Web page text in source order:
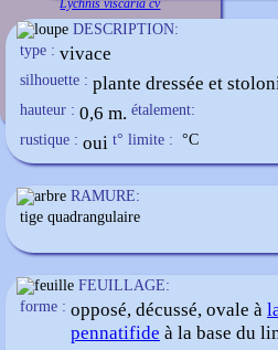
Lychnis viscaria cv
DESCRIPTION:
type : vivace
silhouette : plante dressée et
hauteur : 0,6 m. étalement:
rustique : oui t° limite : °C
RAMURE:
tige quadrangulaire
FEUILLAGE:
forme : opposé, décussé, ovale à
pennatifide à la base du